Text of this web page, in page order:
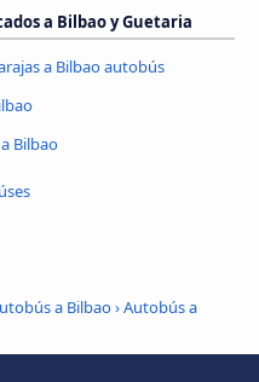
a Bilbao y Guetaria
a Bilbao autobús
Bilbao
a Bilbao›Autobús a